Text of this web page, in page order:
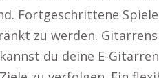
Fortgeschrittene
zu werden.
du deine E-